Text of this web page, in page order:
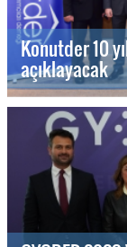
Konutder 10
açıklayacak